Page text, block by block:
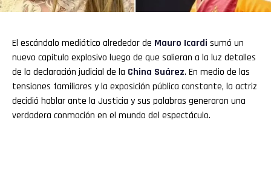
El escándalo mediático alrededor de Mauro Icardi sumó un
nuevo capítulo explosivo luego de que salieran a la luz detalles
de la declaración judicial de la China Suárez. En medio de las
tensiones familiares y la exposición pública constante, la actriz
decidió hablar ante la Justicia y sus palabras generaron una
verdadera conmoción en el mundo del espectáculo.